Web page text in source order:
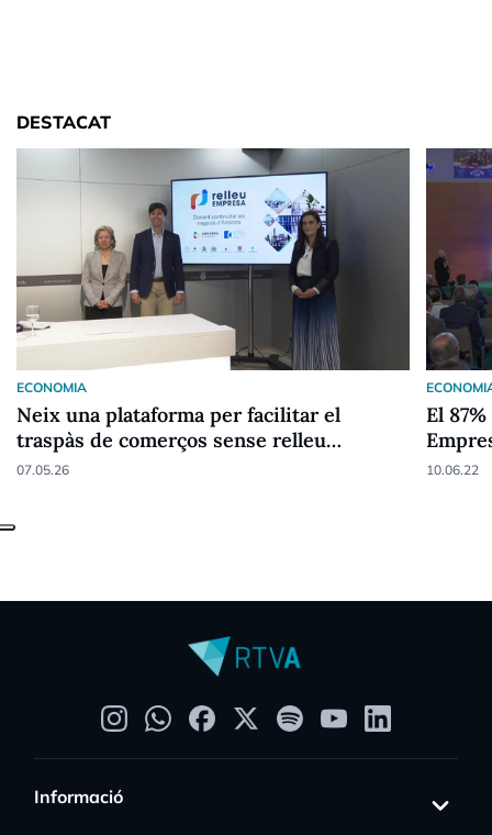
DESTACAT
ECONOMIA
Neix una plataforma per facilitar el
traspàs de comerços sense relleu
generacional
07.05.26
El
10.06.22
Informació